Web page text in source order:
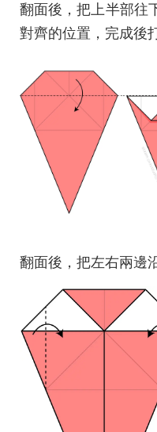
翻面後，把上半部往
對齊的位置，完成後
翻面後，把左右兩邊